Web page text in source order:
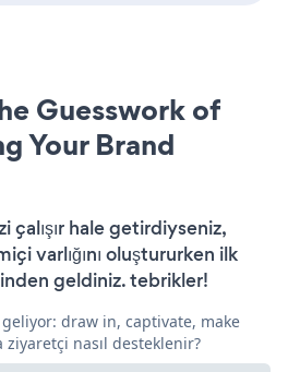
Guesswork of
Your Brand
hale getirdiyseniz,
varlığını oluştururken ilk
geldiniz. tebrikler!
draw in, captivate, make
ziyaretçi nasıl desteklenir?